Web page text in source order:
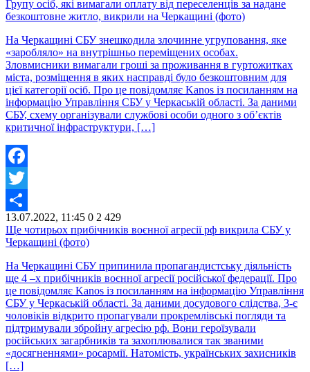
Групу осіб, які вимагали оплату від переселенців за надане
безкоштовне житло, викрили на Черкащині (фото)
На Черкащині СБУ знешкодила злочинне угруповання, яке
«заробляло» на внутрішньо переміщених особах.
Зловмисники вимагали гроші за проживання в гуртожитках
міста, розміщення в яких насправді було безкоштовним для
цієї категорії осіб. Про це повідомляє Kanos із посиланням на
інформацію Управління СБУ у Черкаській області. За даними
СБУ, схему організували службові особи одного з об’єктів
критичної інфраструктури, […]
Facebook
Twitter
Share
13.07.2022, 11:45 0 2 429
Ще чотирьох прибічників воєнної агресії рф викрила СБУ у
Черкащині (фото)
На Черкащині СБУ припинила пропагандистську діяльність
ще 4 –х прибічників воєнної агресії російської федерації. Про
це повідомляє Kanos із посиланням на інформацію Управління
СБУ у Черкаській області. За даними досудового слідства, 3-є
чоловіків відкрито пропагували прокремлівські погляди та
підтримували збройну агресію рф. Вони героїзували
російських загарбників та захоплювалися так званими
«досягненнями» росармії. Натомість, українських захисників
[…]